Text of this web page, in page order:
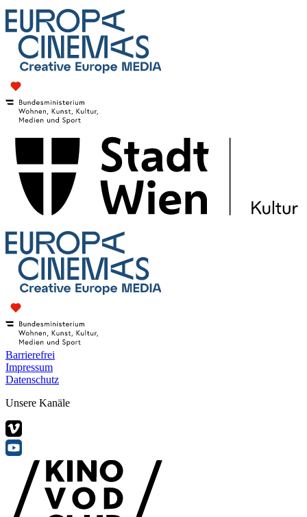
Barrierefrei
Impressum
Datenschutz
Unsere Kanäle